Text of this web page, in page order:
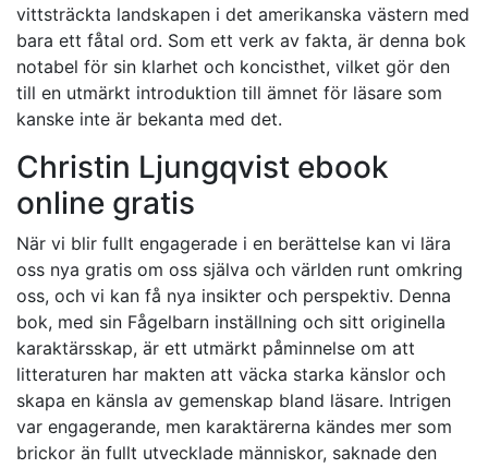
vittsträckta landskapen i det amerikanska västern med
bara ett fåtal ord. Som ett verk av fakta, är denna bok
notabel för sin klarhet och koncisthet, vilket gör den
till en utmärkt introduktion till ämnet för läsare som
kanske inte är bekanta med det.
Christin Ljungqvist ebook
online gratis
När vi blir fullt engagerade i en berättelse kan vi lära
oss nya gratis om oss själva och världen runt omkring
oss, och vi kan få nya insikter och perspektiv. Denna
bok, med sin Fågelbarn inställning och sitt originella
karaktärsskap, är ett utmärkt påminnelse om att
litteraturen har makten att väcka starka känslor och
skapa en känsla av gemenskap bland läsare. Intrigen
var engagerande, men karaktärerna kändes mer som
brickor än fullt utvecklade människor, saknade den